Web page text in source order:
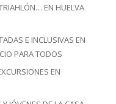
EN HUELVA
E INCLUSIVAS EN
PARA TODOS
EN